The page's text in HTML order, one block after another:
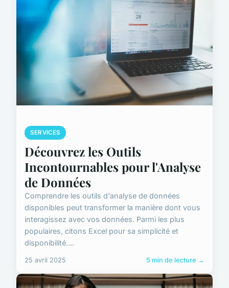
SERVICES
Découvrez les Outils
Incontournables pour l'Analyse
de Données
Comprendre les outils d'analyse de données
disponibles peut transformer la manière dont vous
interagissez avec vos données. Parmi les plus
populaires, citons Excel pour sa simplicité et
disponibilité....
25 avril 2025 5 min de lecture →